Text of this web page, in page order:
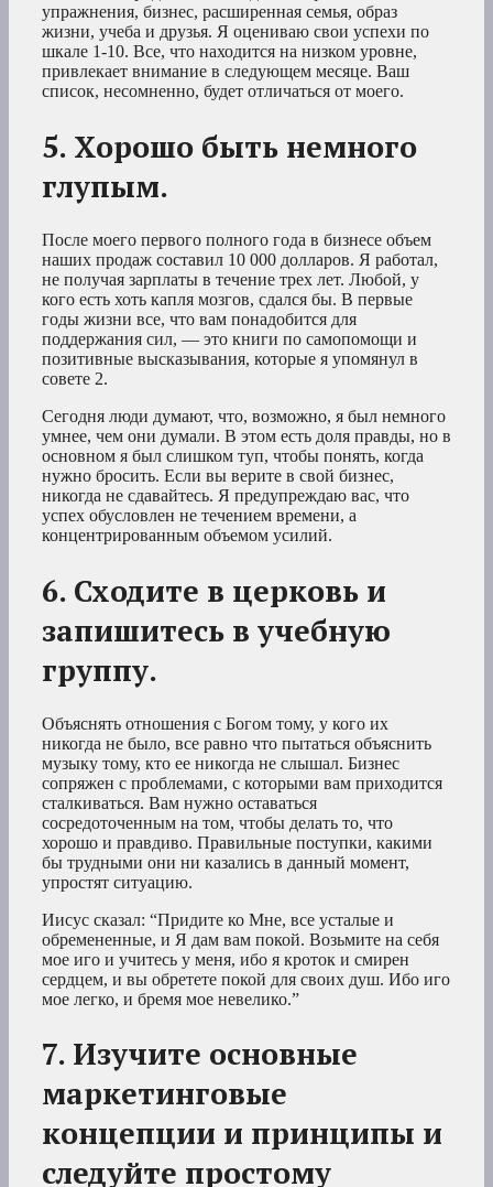
упражнения, бизнес, расширенная семья, образ
жизни, учеба и друзья. Я оцениваю свои успехи по
шкале 1-10. Все, что находится на низком уровне,
привлекает внимание в следующем месяце. Ваш
список, несомненно, будет отличаться от моего.
5. Хорошо быть немного
глупым.
После моего первого полного года в бизнесе объем
наших продаж составил 10 000 долларов. Я работал,
не получая зарплаты в течение трех лет. Любой, у
кого есть хоть капля мозгов, сдался бы. В первые
годы жизни все, что вам понадобится для
поддержания сил, — это книги по самопомощи и
позитивные высказывания, которые я упомянул в
совете 2.
Сегодня люди думают, что, возможно, я был немного
умнее, чем они думали. В этом есть доля правды, но в
основном я был слишком туп, чтобы понять, когда
нужно бросить. Если вы верите в свой бизнес,
никогда не сдавайтесь. Я предупреждаю вас, что
успех обусловлен не течением времени, а
концентрированным объемом усилий.
6. Сходите в церковь и
запишитесь в учебную
группу.
Объяснять отношения с Богом тому, у кого их
никогда не было, все равно что пытаться объяснить
музыку тому, кто ее никогда не слышал. Бизнес
сопряжен с проблемами, с которыми вам приходится
сталкиваться. Вам нужно оставаться
сосредоточенным на том, чтобы делать то, что
хорошо и правдиво. Правильные поступки, какими
бы трудными они ни казались в данный момент,
упростят ситуацию.
Иисус сказал: “Придите ко Мне, все усталые и
обремененные, и Я дам вам покой. Возьмите на себя
мое иго и учитесь у меня, ибо я кроток и смирен
сердцем, и вы обретете покой для своих душ. Ибо иго
мое легко, и бремя мое невелико.”
7. Изучите основные
маркетинговые
концепции и принципы и
следуйте простому